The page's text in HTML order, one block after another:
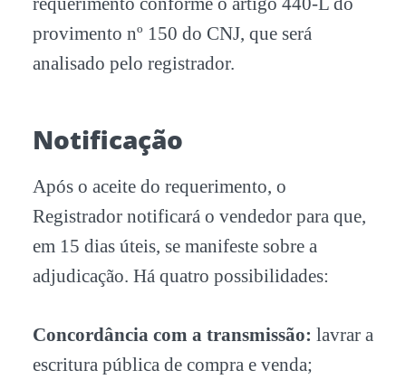
provimento nº 150 do CNJ, que será
analisado pelo registrador.
Notificação
Após o aceite do requerimento, o
Registrador notificará o vendedor para que,
em 15 dias úteis, se manifeste sobre a
adjudicação. Há quatro possibilidades:
Concordância com a transmissão: lavrar a
escritura pública de compra e venda;